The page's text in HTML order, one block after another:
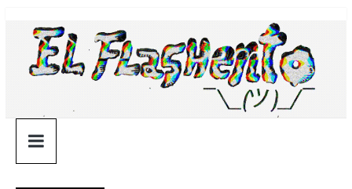
contenido
¯\_(ツ)_/
¯